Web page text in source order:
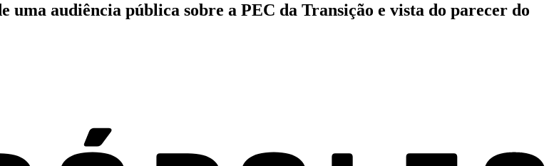
audiência pública sobre a PEC da Transição e vista do parecer do